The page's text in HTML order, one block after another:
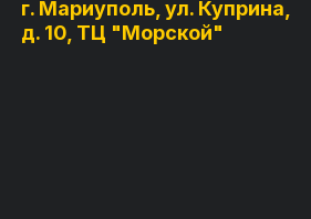
г. Мариуполь, ул. Куприна,
д. 10, ТЦ "Морской"